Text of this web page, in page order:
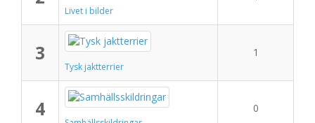
Livet i bilder
3
Tysk jaktterrier
1
4 0